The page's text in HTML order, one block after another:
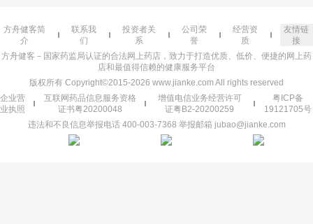
方舟健客简
介
联系我
们
投资者关
系
公司荣
誉
经营资
质
友情链
接
方舟健客－国家药监局认证的合法网上药店，致力于打造优质、低价、便捷的网上药
店和最值得信赖的健康服务平台
版权所有 Copyright©2015-2026 www.jianke.com All rights reserved
企业营
业执照
互联网药品信息服务资格
证书粤20200048
增值电信业务经营许可
证粤B2-20200259
粤ICP备
19121705号
违法和不良信息举报电话 400-003-7368 举报邮箱 jubao@jianke.com